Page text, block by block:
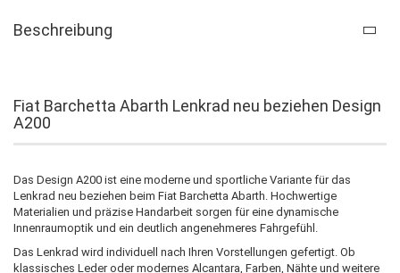
Beschreibung
Fiat Barchetta Abarth Lenkrad neu beziehen Design
A200
Das Design A200 ist eine moderne und sportliche Variante für das
Lenkrad neu beziehen beim Fiat Barchetta Abarth. Hochwertige
Materialien und präzise Handarbeit sorgen für eine dynamische
Innenraumoptik und ein deutlich angenehmeres Fahrgefühl.
Das Lenkrad wird individuell nach Ihren Vorstellungen gefertigt. Ob
klassisches Leder oder modernes Alcantara, Farben, Nähte und weitere